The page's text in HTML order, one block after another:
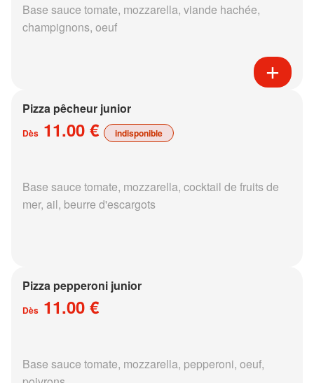
Base sauce tomate, mozzarella, viande hachée,
champignons, oeuf
Pizza pêcheur junior
Dès 11.00 € indisponible
Base sauce tomate, mozzarella, cocktail de fruits de
mer, ail, beurre d'escargots
Pizza pepperoni junior
Dès 11.00 €
Base sauce tomate, mozzarella, pepperoni, oeuf,